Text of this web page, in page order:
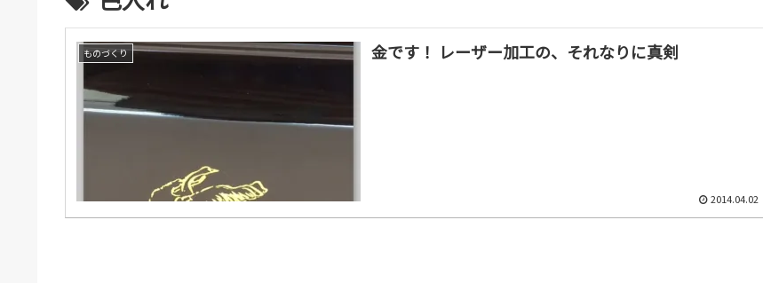
ものづくり 金です！ レーザー加工の、それなりに真剣
2014.04.02